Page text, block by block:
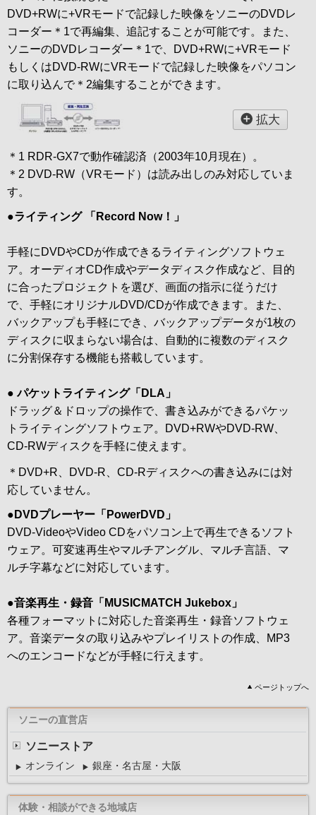
DVD+RWに+VRモードで記録した映像をソニーのDVDレ
コーダー＊1で再編集、追記することが可能です。また、
ソニーのDVDレコーダー＊1で、DVD+RWに+VRモード
もしくはDVD-RWにVRモードで記録した映像をパソコン
に取り込んで＊2編集することができます。
拡大
＊1 RDR-GX7で動作確認済（2003年10月現在）。
＊2 DVD-RW（VRモード）は読み出しのみ対応していま
す。
●ライティング 「Record Now！」
手軽にDVDやCDが作成できるライティングソフトウェ
ア。オーディオCD作成やデータディスク作成など、目的
に合ったプロジェクトを選び、画面の指示に従うだけ
で、手軽にオリジナルDVD/CDが作成できます。また、
バックアップも手軽にでき、バックアップデータが1枚の
ディスクに収まらない場合は、自動的に複数のディスク
に分割保存する機能も搭載しています。
● パケットライティング「DLA」
ドラッグ＆ドロップの操作で、書き込みができるパケッ
トライティングソフトウェア。DVD+RWやDVD-RW、
CD-RWディスクを手軽に使えます。
＊DVD+R、DVD-R、CD-Rディスクへの書き込みには対
応していません。
●DVDプレーヤー「PowerDVD」
DVD-VideoやVideo CDをパソコン上で再生できるソフト
ウェア。可変速再生やマルチアングル、マルチ言語、マ
ルチ字幕などに対応しています。
●音楽再生・録音「MUSICMATCH Jukebox」
各種フォーマットに対応した音楽再生・録音ソフトウェ
ア。音楽データの取り込みやプレイリストの作成、MP3
へのエンコードなどが手軽に行えます。
ページトップへ
ソニーの直営店
ソニーストア
オンライン 銀座・名古屋・大阪
体験・相談ができる地域店